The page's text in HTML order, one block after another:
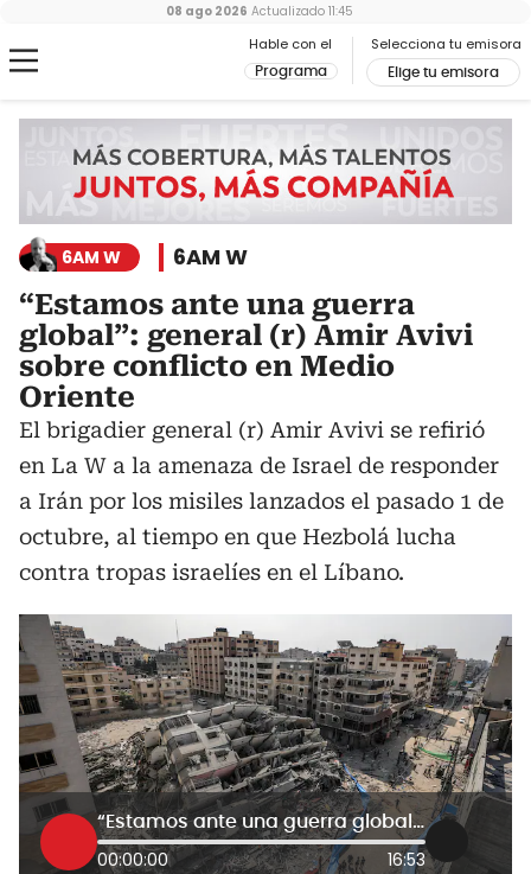
Hable con el
Programa
Selecciona tu emisora
Elige tu emisora
08 ago 2026 Actualizado 11:45
6AM W 6AM W
“Estamos ante una guerra
global”: general (r) Amir Avivi
sobre conflicto en Medio
Oriente
El brigadier general (r) Amir Avivi se refirió
en La W a la amenaza de Israel de responder
a Irán por los misiles lanzados el pasado 1 de
octubre, al tiempo en que Hezbolá lucha
contra tropas israelíes en el Líbano.
“Estamos ante una guerra global”: general (r) Amir Avivi sobre conflicto en Medio Oriente
00:00:00 16:53